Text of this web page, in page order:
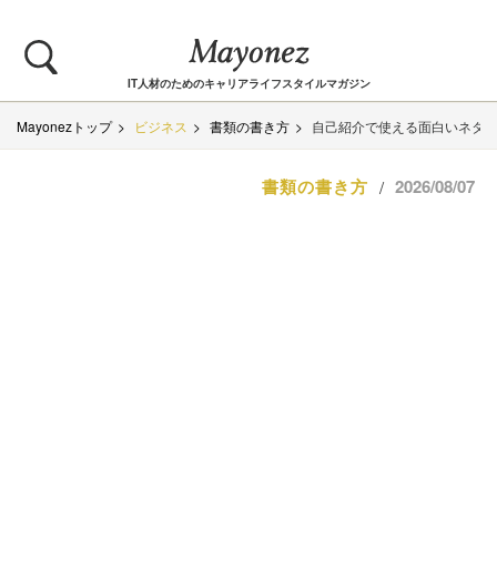
IT人材のためのキャリアライフスタイルマガジン
Mayonezトップ ビジネス 書類の書き方 自己紹介で使える面白いネタ
書類の書き方 / 2026/08/07